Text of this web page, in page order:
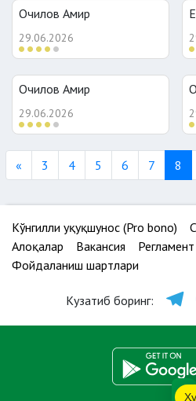
Очилов Амир
29.06.2026
Очилов Амир
29.06.2026
« Previous
3 4 5 6 7 8
Кўнгилли ҳуқуқшунос (Pro bono)
Алоқалар
Вакансия Регламент
Фойдаланиш шартлари
Кузатиб боринг: